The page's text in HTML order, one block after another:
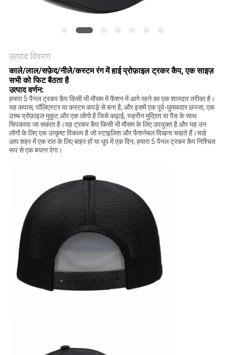
उत्पाद विवरण
काले/लाल/सफ़ेद/नीले/कस्टम रंग में हाई प्रोफ़ाइल ट्रकर कैप, एक साइज़
सभी को फिट बैठता है
उत्पाद वर्णन:
हमारा 5 पैनल ट्रकर कैप किसी भी मौसम में फैशन में आगे रहने का एक शानदार तरीका है।
यह कपास, पॉलिएस्टर या कस्टम कपड़े से बना है, और इसमें एक पूर्व-घुमावदार छज्जा, एक
उच्च प्रोफ़ाइल मुकुट और एक लोगो है जिसे कढ़ाई, स्क्रीन मुद्रित या पैच के साथ
चिपकाया जा सकता है।यह ट्रकर कैप किसी भी मौसम के लिए उपयुक्त है और यह उन
लोगों के लिए एक उत्कृष्ट विकल्प है जो स्टाइलिश और फैशनेबल दिखना चाहते हैं।चाहे
आप शहर में एक रात के लिए बाहर हों या धूप में एक दिन, हमारा 5 पैनल ट्रकर कैप निश्चित
रूप से एक बयान देगा।